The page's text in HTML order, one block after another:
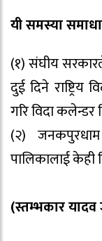
यी समस्या
(१) संघीय
दुई दिने
गरि विदा कलेन्डर
(२) जनकपुरधाम
पालिकालाई केही
(स्तम्भकार